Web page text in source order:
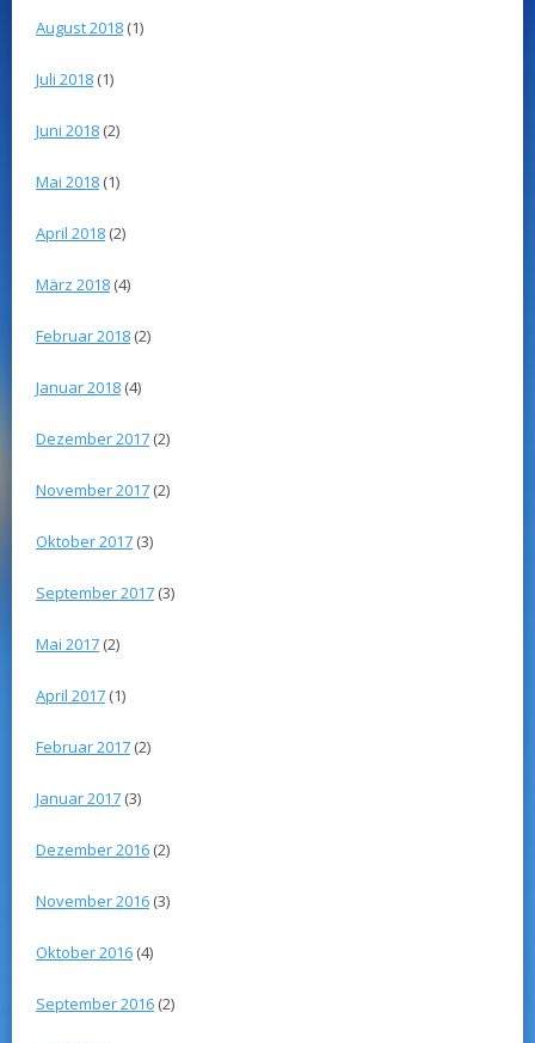
August 2018 (1)
Juli 2018 (1)
Juni 2018 (2)
Mai 2018 (1)
April 2018 (2)
März 2018 (4)
Februar 2018 (2)
Januar 2018 (4)
Dezember 2017 (2)
November 2017 (2)
Oktober 2017 (3)
September 2017 (3)
Mai 2017 (2)
April 2017 (1)
Februar 2017 (2)
Januar 2017 (3)
Dezember 2016 (2)
November 2016 (3)
Oktober 2016 (4)
September 2016 (2)